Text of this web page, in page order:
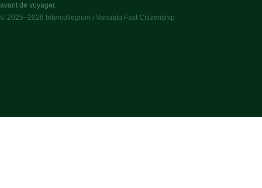
avant de voyager.
© 2025–2026 Intercollegium / Vanuatu Fast Citizenship